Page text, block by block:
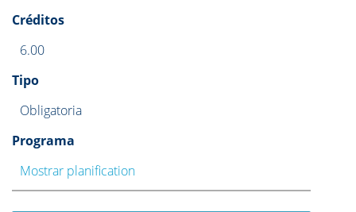
Créditos
6.00
Tipo
Obligatoria
Programa
Mostrar planification